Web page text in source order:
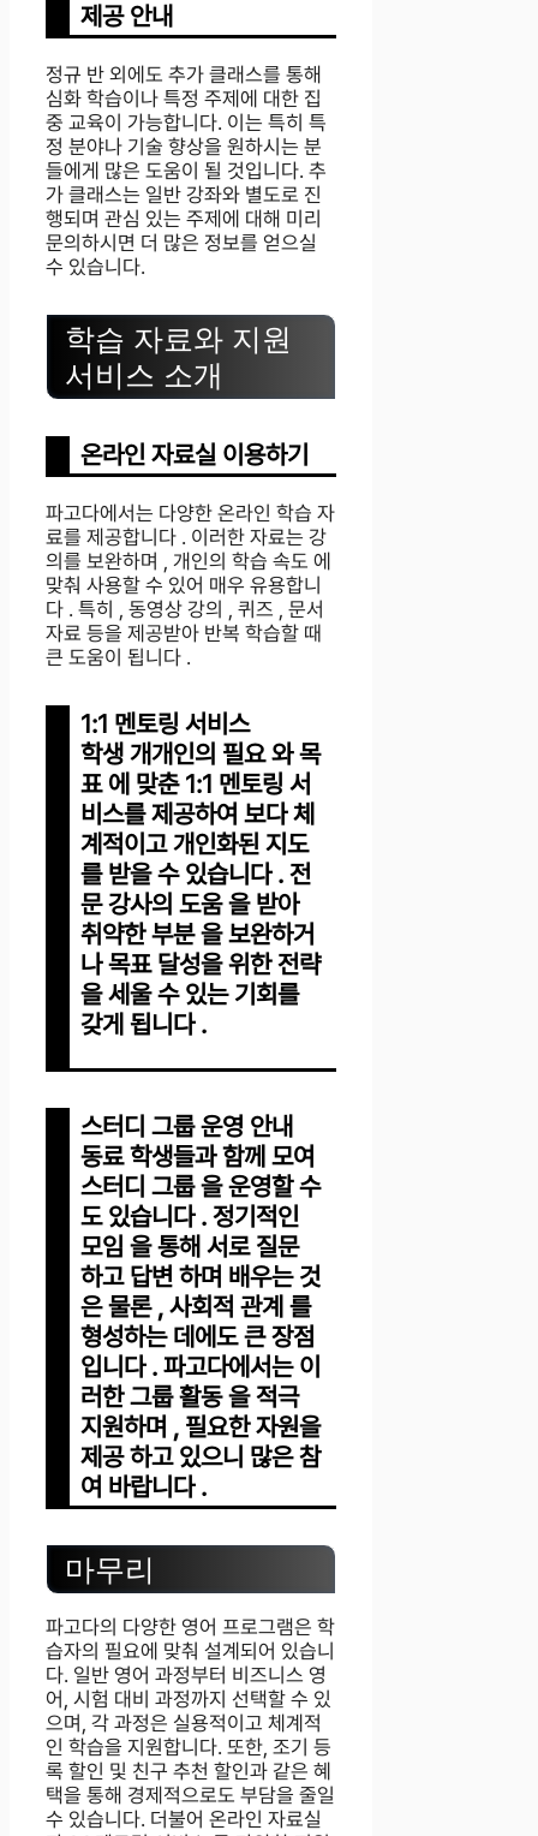
제공 안내
정규 반 외에도 추가 클래스를 통해
심화 학습이나 특정 주제에 대한 집
중 교육이 가능합니다. 이는 특히 특
정 분야나 기술 향상을 원하시는 분
들에게 많은 도움이 될 것입니다. 추
가 클래스는 일반 강좌와 별도로 진
행되며 관심 있는 주제에 대해 미리
문의하시면 더 많은 정보를 얻으실
수 있습니다.
학습 자료와 지원
서비스 소개
온라인 자료실 이용하기
파고다에서는 다양한 온라인 학습 자
료를 제공합니다 . 이러한 자료는 강
의를 보완하며 , 개인의 학습 속도 에
맞춰 사용할 수 있어 매우 유용합니
다 . 특히 , 동영상 강의 , 퀴즈 , 문서
자료 등을 제공받아 반복 학습할 때
큰 도움이 됩니다 .
1:1 멘토링 서비스
학생 개개인의 필요 와 목
표 에 맞춘 1:1 멘토링 서
비스를 제공하여 보다 체
계적이고 개인화된 지도
를 받을 수 있습니다 . 전
문 강사의 도움 을 받아
취약한 부분 을 보완하거
나 목표 달성을 위한 전략
을 세울 수 있는 기회를
갖게 됩니다 .
스터디 그룹 운영 안내
동료 학생들과 함께 모여
스터디 그룹 을 운영할 수
도 있습니다 . 정기적인
모임 을 통해 서로 질문
하고 답변 하며 배우는 것
은 물론 , 사회적 관계 를
형성하는 데에도 큰 장점
입니다 . 파고다에서는 이
러한 그룹 활동 을 적극
지원하며 , 필요한 자원을
제공 하고 있으니 많은 참
여 바랍니다 .
마무리
파고다의 다양한 영어 프로그램은 학
습자의 필요에 맞춰 설계되어 있습니
다. 일반 영어 과정부터 비즈니스 영
어, 시험 대비 과정까지 선택할 수 있
으며, 각 과정은 실용적이고 체계적
인 학습을 지원합니다. 또한, 조기 등
록 할인 및 친구 추천 할인과 같은 혜
택을 통해 경제적으로도 부담을 줄일
수 있습니다. 더불어 온라인 자료실